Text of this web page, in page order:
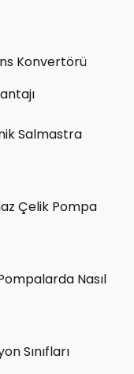
Konvertörü
Salmastra
Çelik Pompa
Nasıl
Sınıfları